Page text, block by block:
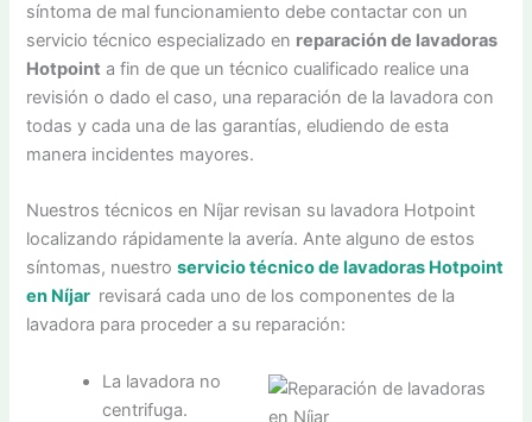
síntoma de mal funcionamiento debe contactar con un
servicio técnico especializado en reparación de lavadoras
Hotpoint a fin de que un técnico cualificado realice una
revisión o dado el caso, una reparación de la lavadora con
todas y cada una de las garantías, eludiendo de esta
manera incidentes mayores.
Nuestros técnicos en Níjar revisan su lavadora Hotpoint
localizando rápidamente la avería. Ante alguno de estos
síntomas, nuestroservicio técnico de lavadoras Hotpoint
en Níjar revisará cada uno de los componentes de la
lavadora para proceder a su reparación:
La lavadora no
centrifuga.